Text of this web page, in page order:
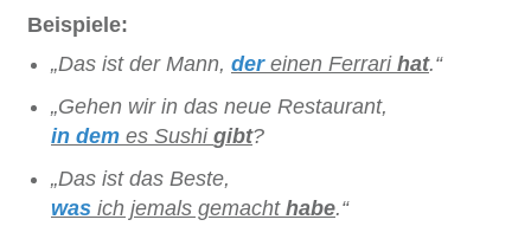
Beispiele:
„Das ist der Mann, dereinen Ferrari hat.“
„Gehen wir in das neue Restaurant,
in dem es Sushi gibt?
„Das ist das Beste,
was ich jemals gemacht habe.“